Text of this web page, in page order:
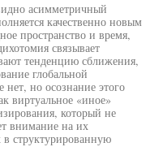
асимметричный
качественно новым
пространство и время,
связывает
тенденцию сближения,
глобальной
но осознание этого
виртуальное «иное»
который не
внимание на их
в структурированную